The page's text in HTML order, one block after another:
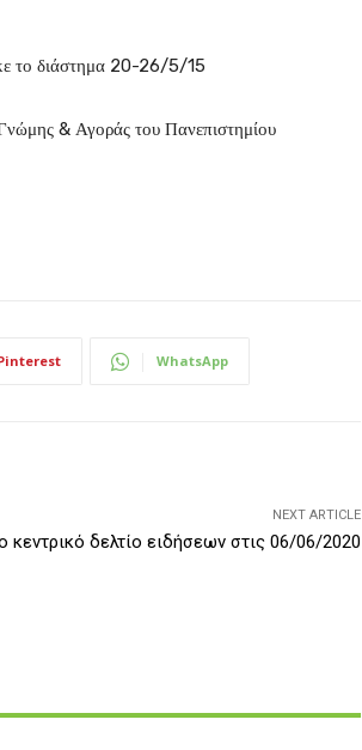
το διάστημα 20-26/5/15
& Αγοράς του Πανεπιστημίου
WhatsApp
NEXT ARTICLE
κεντρικό δελτίο ειδήσεων στις 06/06/2020